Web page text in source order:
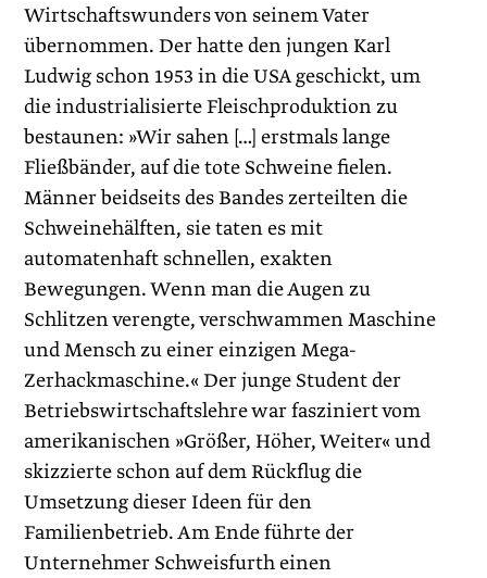
Wirtschaftswunders von seinem Vater
übernommen. Der hatte den jungen Karl
Ludwig schon 1953 in die USA geschickt, um
die industrialisierte Fleischproduktion zu
bestaunen: »Wir sahen […] erstmals lange
Fließbänder, auf die tote Schweine fielen.
Männer beidseits des Bandes zerteilten die
Schweinehälften, sie taten es mit
automatenhaft schnellen, exakten
Bewegungen. Wenn man die Augen zu
Schlitzen verengte, verschwammen Maschine
und Mensch zu einer einzigen Mega-
Zerhackmaschine.« Der junge Student der
Betriebswirtschaftslehre war fasziniert vom
amerikanischen »Größer, Höher, Weiter« und
skizzierte schon auf dem Rückflug die
Umsetzung dieser Ideen für den
Familienbetrieb. Am Ende führte der
Unternehmer Schweisfurth einen